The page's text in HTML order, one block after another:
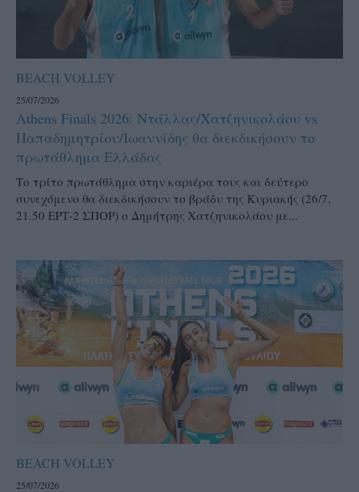
BEACH VOLLEY
25/07/2026
Athens Finals 2026: Ντάλλας/Χατζηνικολάου vs
Παπαδημητρίου/Ιωαννίδης θα διεκδικήσουν το
πρωτάθλημα Ελλάδας
Το τρίτο πρωτάθλημα στην καριέρα τους και δεύτερο
συνεχόμενο θα διεκδικήσουν το βράδυ της Κυριακής (26/7,
21.50 ΕΡΤ-2 ΣΠΟΡ) ο Δημήτρης Χατζηνικολάου με...
BEACH VOLLEY
25/07/2026